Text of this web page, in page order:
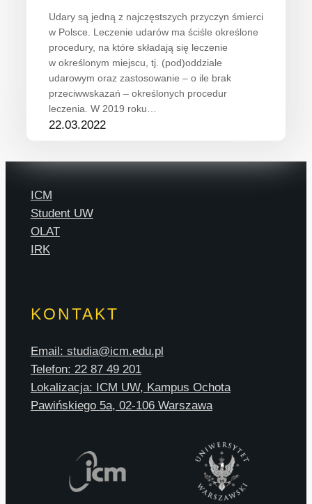
Udary są jedną z najczęstszych przyczyn śmierci
w Polsce. Leczenie udarów ma ściśle określone
procedury, na które składają się leczenie
w określonym miejscu, tj. (pod)oddziale
udarowym oraz zastosowanie – o ile brak
przeciwwskazań – określonych procedur
leczenia. W 2019 roku…
22.03.2022
ICM
Student UW
OLAT
IRK
KONTAKT
Email: studia@icm.edu.pl
Telefon: 22 87 49 201
Lokalizacja: ICM UW, Kampus Ochota
Pawińskiego 5a, 02-106 Warszawa